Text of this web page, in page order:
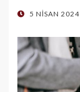
POSTED
5 NISAN 2024